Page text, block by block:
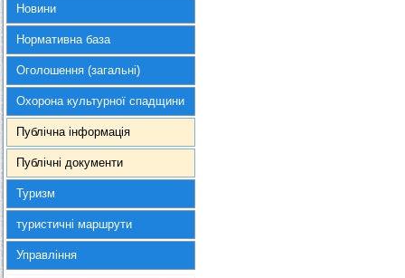
Новини
Нормативна база
Оголошення (загальні)
Охорона культурної спадщини
Публічна інформація
Публічні документи
Туризм
туристичні маршрути
Управління